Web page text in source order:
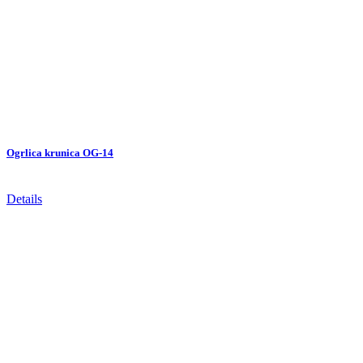
Ogrlica krunica OG-14
Details